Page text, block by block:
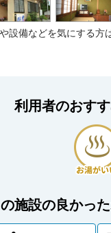
設備などを気にする
利用者のおす
施設の良かっ